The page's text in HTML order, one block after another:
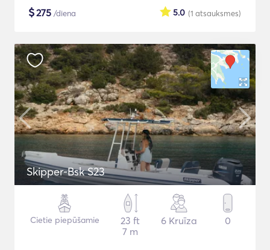
$275 /diena (1 atsauksmes)
5.0
Skipper-Bsk S23
Cietie piepūšamie
23 ft
7 m
6 Kruīza 0